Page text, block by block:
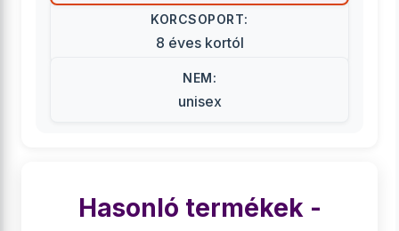
KORCSOPORT:
8 éves kortól
NEM:
unisex
Hasonló termékek -